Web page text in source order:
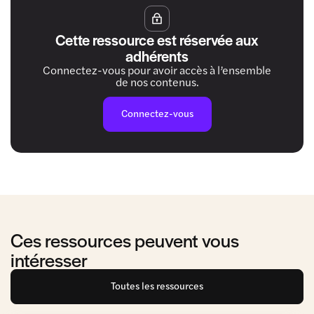
Cette ressource est réservée aux
adhérents
Connectez-vous pour avoir accès à l’ensemble
de nos contenus.
Connectez-vous
Ces ressources peuvent vous
intéresser
Toutes les ressources